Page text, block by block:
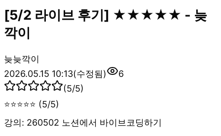
[5/2 라이브 후기] ★★★★★ - 늦
깍이
늦늦깍이
2026.05.15 10:13(수정됨)
6
(5/5)
⭐⭐⭐⭐⭐ (5/5)
강의: 260502 노션에서 바이브코딩하기